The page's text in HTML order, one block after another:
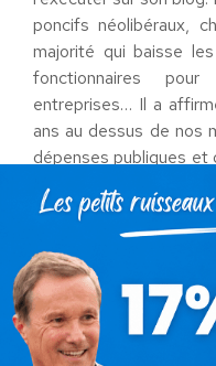
poncifs néolibéraux,
majorité qui baisse
fonctionnaires
entreprises… Il a
ans au dessus de nos
dépenses publiques
comme le fait Jean-
le culot de dire que
que toute la
réduire le coût du
quoi mène la
Il est tout de même
persister dans une